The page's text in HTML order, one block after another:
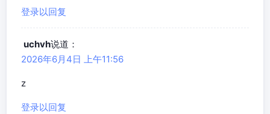
登录以回复
uchvh说道：
2026年6月4日 上午11:56
z
登录以回复